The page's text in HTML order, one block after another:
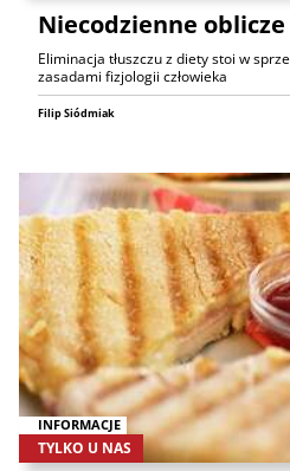
Niecodzienne oblicze
Eliminacja tłuszczu z diety stoi w
zasadami fizjologii człowieka
Filip Siódmiak
INFORMACJE
TYLKO U NAS